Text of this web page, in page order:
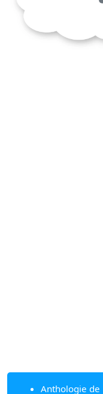
Anthologie de